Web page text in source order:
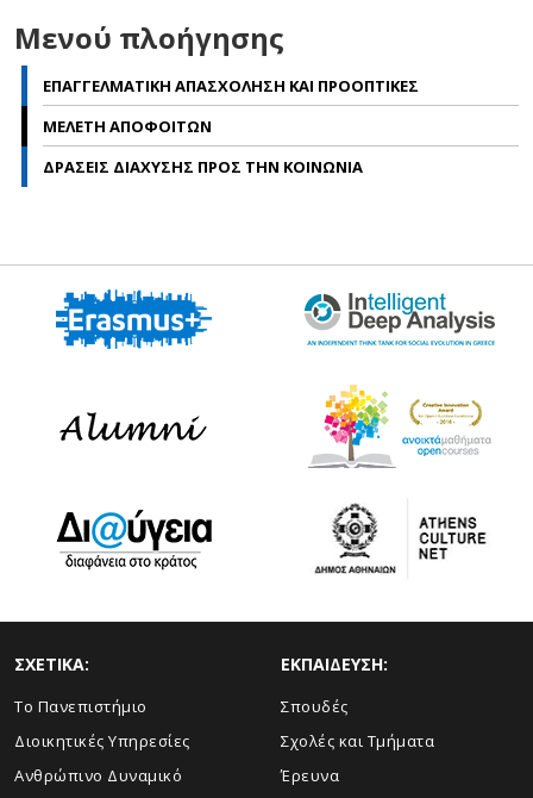
Μενού πλοήγησης
ΕΠΑΓΓΕΛΜΑΤΙΚΗ ΑΠΑΣΧΟΛΗΣΗ ΚΑΙ ΠΡΟΟΠΤΙΚΕΣ
ΜΕΛΕΤΗ ΑΠΟΦΟΙΤΩΝ
ΔΡΑΣΕΙΣ ΔΙΑΧΥΣΗΣ ΠΡΟΣ ΤΗΝ ΚΟΙΝΩΝΙΑ
ΣΧΕΤΙΚΑ:
Το Πανεπιστήμιο
Διοικητικές Υπηρεσίες
Ανθρώπινο Δυναμικό
ΕΚΠΑΙΔΕΥΣΗ:
Σπουδές
Σχολές και Τμήματα
Έρευνα